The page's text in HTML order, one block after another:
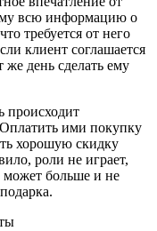
всю информацию о
требуется от него
клиент соглашается
же день сделать ему
происходит
ими покупку
хорошую скидку
роли не играет,
больше и не